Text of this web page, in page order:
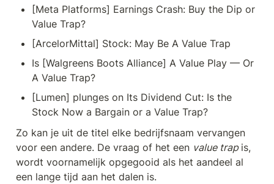
[Meta Platforms] Earnings Crash: Buy the Dip or
Value Trap?
[ArcelorMittal] Stock: May Be A Value Trap
Is [Walgreens Boots Alliance] A Value Play — Or
A Value Trap?
[Lumen] plunges on Its Dividend Cut: Is the
Stock Now a Bargain or a Value Trap?
Zo kan je uit de titel elke bedrijfsnaam vervangen
voor een andere. De vraag of het een value trap is,
wordt voornamelijk opgegooid als het aandeel al
een lange tijd aan het dalen is.